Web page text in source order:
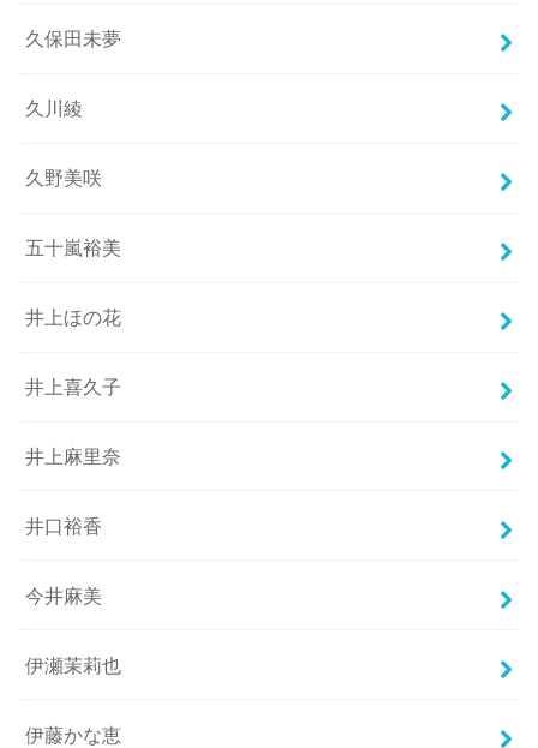
久保田未夢
久川綾
久野美咲
五十嵐裕美
井上ほの花
井上喜久子
井上麻里奈
井口裕香
今井麻美
伊瀬茉莉也
伊藤かな恵